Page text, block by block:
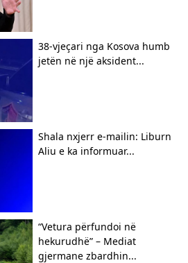
38-vjeçari nga Kosova humb
jetën në një aksident...
Shala nxjerr e-mailin: Liburn
Aliu e ka informuar...
“Vetura përfundoi në
hekurudhë” – Mediat
gjermane zbardhin...